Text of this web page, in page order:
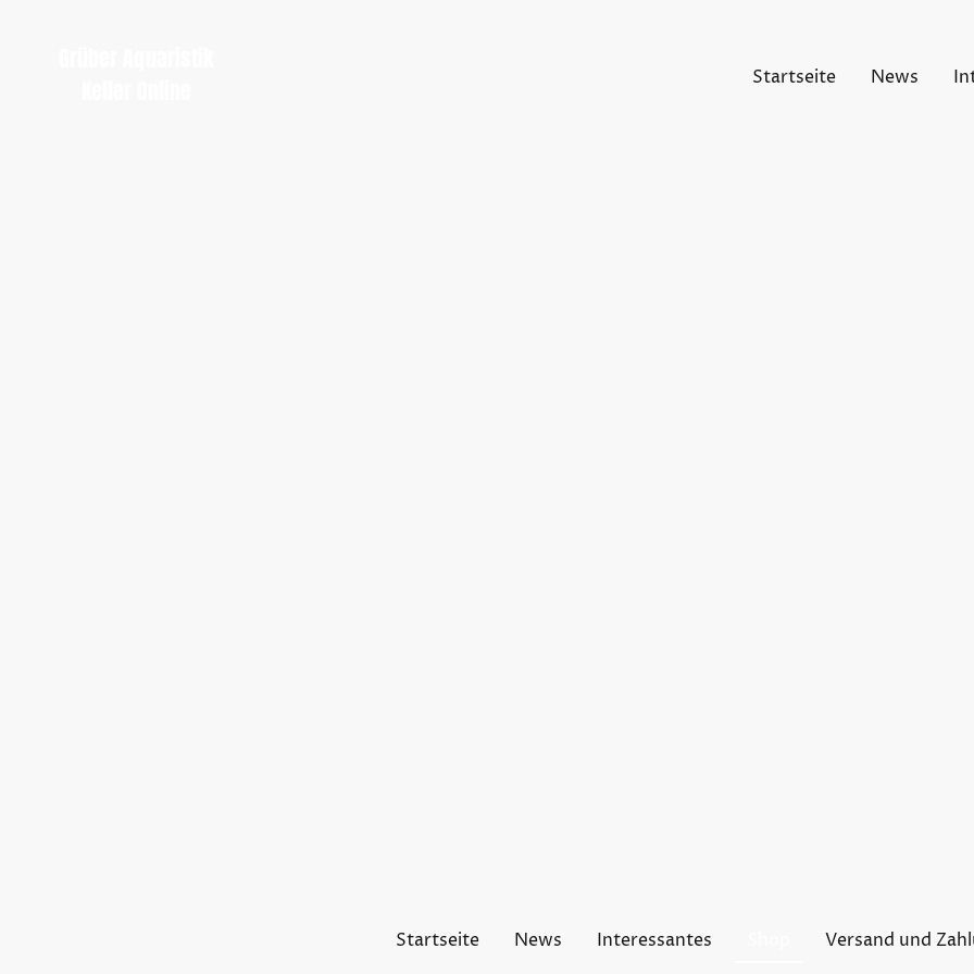
Startseite News
Startseite News Interessantes Versand und